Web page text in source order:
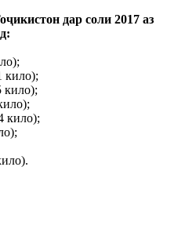
дар соли 2017 аз
кило);
кило);
кило);